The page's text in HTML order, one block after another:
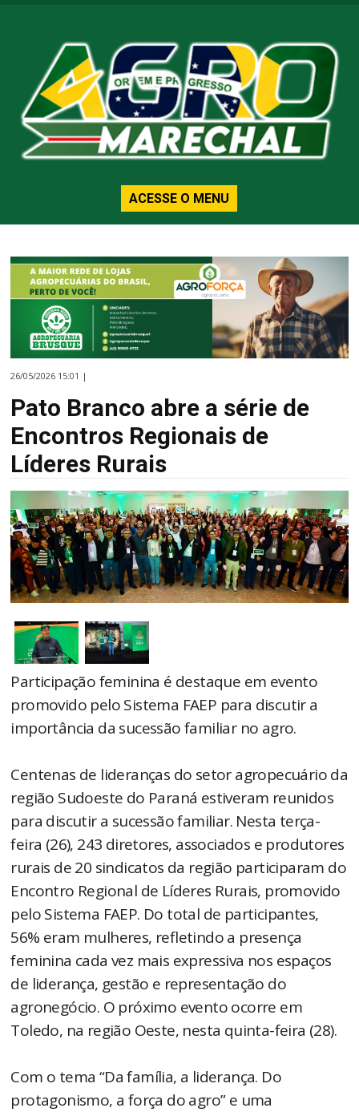
ACESSE O MENU
26/05/2026 15:01 |
Pato Branco abre a série de
Encontros Regionais de
Líderes Rurais
Participação feminina é destaque em evento
promovido pelo Sistema FAEP para discutir a
importância da sucessão familiar no agro.
Centenas de lideranças do setor agropecuário da
região Sudoeste do Paraná estiveram reunidos
para discutir a sucessão familiar. Nesta terça-
feira (26), 243 diretores, associados e produtores
rurais de 20 sindicatos da região participaram do
Encontro Regional de Líderes Rurais, promovido
pelo Sistema FAEP. Do total de participantes,
56% eram mulheres, refletindo a presença
feminina cada vez mais expressiva nos espaços
de liderança, gestão e representação do
agronegócio. O próximo evento ocorre em
Toledo, na região Oeste, nesta quinta-feira (28).
Com o tema “Da família, a liderança. Do
protagonismo, a força do agro” e uma